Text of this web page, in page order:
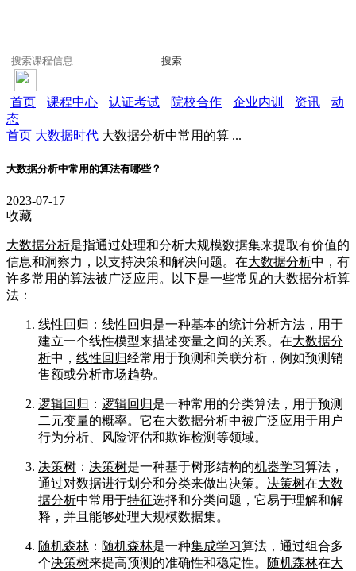
搜索
首页 课程中心 认证考试 院校合作 企业内训 资讯
动
态
首页 大数据时代 大数据分析中常用的算 ...
大数据分析中常用的算法有哪些？
2023-07-17
收藏
大数据分析是指通过处理和分析大规模数据集来提取有价值的
信息和洞察力，以支持决策和解决问题。在大数据分析中，有
许多常用的算法被广泛应用。以下是一些常见的大数据分析算
法：
线性回归 ： 线性回归是一种基本的统计分析方法，用于
建立一个线性模型来描述变量之间的关系。在大数据分
析中， 线性回归经常用于预测和关联分析，例如预测销
售额或分析市场趋势。
逻辑回归 ： 逻辑回归是一种常用的分类算法，用于预测
二元变量的概率。它在大数据分析中被广泛应用于用户
行为分析、风险评估和欺诈检测等领域。
决策树 ： 决策树是一种基于树形结构的机器学习算法，
通过对数据进行划分和分类来做出决策。 决策树在大数
据分析中常用于特征选择和分类问题，它易于理解和解
释，并且能够处理大规模数据集。
随机森林 ： 随机森林是一种集成学习算法，通过组合多
个决策树来提高预测的准确性和稳定性。 随机森林在大